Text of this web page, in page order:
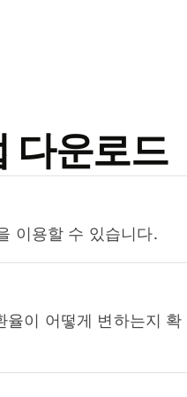
다운로드
이용할 수 있습니다.
율이 어떻게 변하는지 확